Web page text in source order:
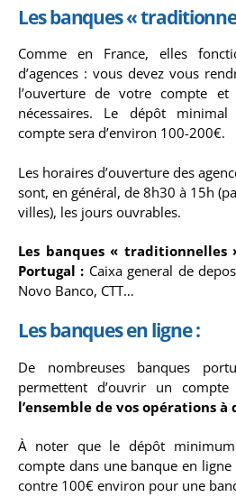
Les banques «
Comme en France, elles
d’agences : vous devez vous
l’ouverture de votre compte
nécessaires. Le dépôt minimal
compte sera d’environ 100-200€.
Les horaires d’ouverture des
sont, en général, de 8h30 à 15h
villes), les jours ouvrables.
Les banques « traditionnelles
Portugal : Caixa general de
Novo Banco, CTT…
Les banques en ligne :
De nombreuses banques
permettent d’ouvrir un
l’ensemble de vos opérations à
À noter que le dépôt minimum
compte dans une banque en
contre 100€ environ pour une